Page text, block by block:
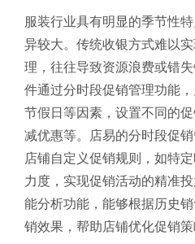
服装行业具有明显的季节性
异较大。传统收银方式难以
理，往往导致资源浪费或错
件通过分时段促销管理功能
节假日等因素，设置不同的
减优惠等。店易的分时段促
店铺自定义促销规则，如特
力度，实现促销活动的精准
能分析功能，能够根据历史
销效果，帮助店铺优化促销策